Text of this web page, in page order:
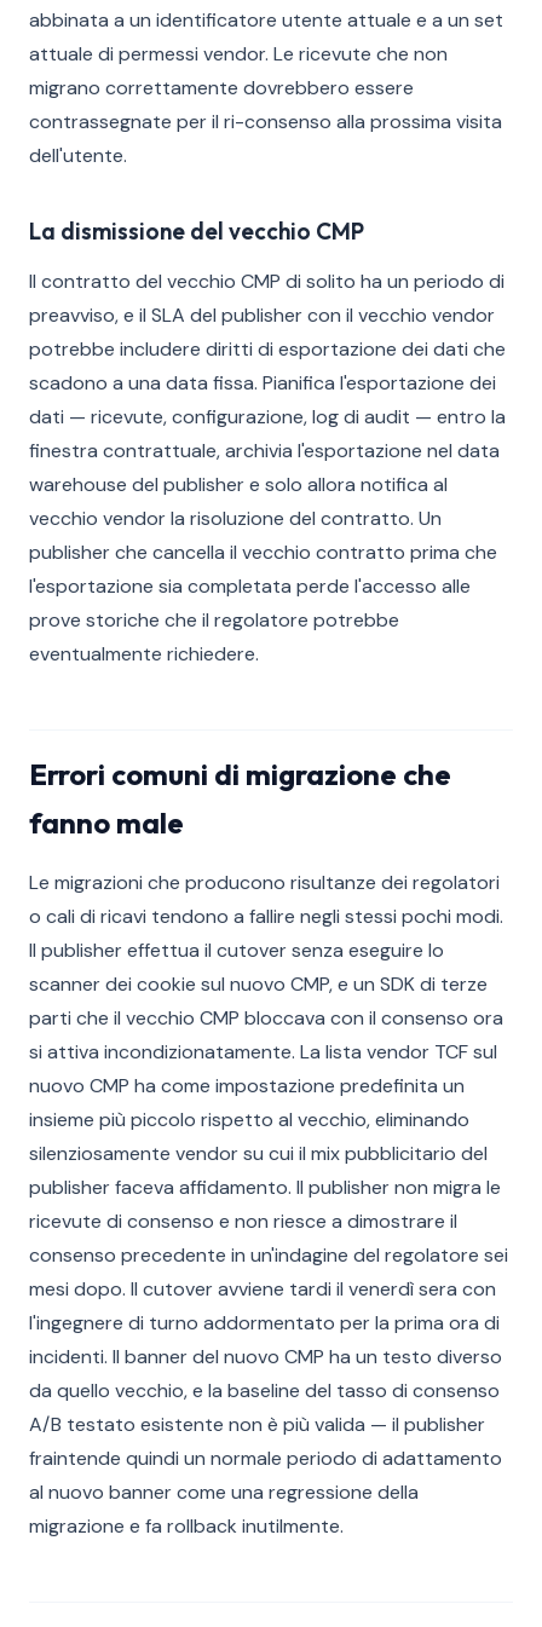
abbinata a un identificatore utente attuale e a un set
attuale di permessi vendor. Le ricevute che non
migrano correttamente dovrebbero essere
contrassegnate per il ri-consenso alla prossima visita
dell'utente.
La dismissione del vecchio CMP
Il contratto del vecchio CMP di solito ha un periodo di
preavviso, e il SLA del publisher con il vecchio vendor
potrebbe includere diritti di esportazione dei dati che
scadono a una data fissa. Pianifica l'esportazione dei
dati — ricevute, configurazione, log di audit — entro la
finestra contrattuale, archivia l'esportazione nel data
warehouse del publisher e solo allora notifica al
vecchio vendor la risoluzione del contratto. Un
publisher che cancella il vecchio contratto prima che
l'esportazione sia completata perde l'accesso alle
prove storiche che il regolatore potrebbe
eventualmente richiedere.
Errori comuni di migrazione che
fanno male
Le migrazioni che producono risultanze dei regolatori
o cali di ricavi tendono a fallire negli stessi pochi modi.
Il publisher effettua il cutover senza eseguire lo
scanner dei cookie sul nuovo CMP, e un SDK di terze
parti che il vecchio CMP bloccava con il consenso ora
si attiva incondizionatamente. La lista vendor TCF sul
nuovo CMP ha come impostazione predefinita un
insieme più piccolo rispetto al vecchio, eliminando
silenziosamente vendor su cui il mix pubblicitario del
publisher faceva affidamento. Il publisher non migra le
ricevute di consenso e non riesce a dimostrare il
consenso precedente in un'indagine del regolatore sei
mesi dopo. Il cutover avviene tardi il venerdì sera con
l'ingegnere di turno addormentato per la prima ora di
incidenti. Il banner del nuovo CMP ha un testo diverso
da quello vecchio, e la baseline del tasso di consenso
A/B testato esistente non è più valida — il publisher
fraintende quindi un normale periodo di adattamento
al nuovo banner come una regressione della
migrazione e fa rollback inutilmente.